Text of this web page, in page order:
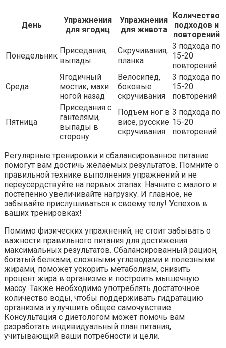
День
Упражнения
для ягодиц
Упражнения
для живота
Количество
подходов и
повторений
Понедельник
Приседания,
выпады
Скручивания,
планка
3 подхода по
15-20
повторений
Среда
Ягодичный
мостик, махи
ногой назад
Велосипед,
боковые
скручивания
3 подхода по
15-20
повторений
Пятница
Приседания с
гантелями,
выпады в
сторону
Подъем ног в
висе, русские
скручивания
3 подхода по
15-20
повторений
Регулярные тренировки и сбалансированное питание
помогут вам достичь желаемых результатов. Помните о
правильной технике выполнения упражнений и не
переусердствуйте на первых этапах. Начните с малого и
постепенно увеличивайте нагрузку. И главное, не
забывайте прислушиваться к своему телу! Успехов в
ваших тренировках!
Помимо физических упражнений, не стоит забывать о
важности правильного питания для достижения
максимальных результатов. Сбалансированный рацион,
богатый белками, сложными углеводами и полезными
жирами, поможет ускорить метаболизм, снизить
процент жира в организме и построить мышечную
массу. Также необходимо употреблять достаточное
количество воды, чтобы поддерживать гидратацию
организма и улучшить общее самочувствие.
Консультация с диетологом может помочь вам
разработать индивидуальный план питания,
учитывающий ваши потребности и цели.